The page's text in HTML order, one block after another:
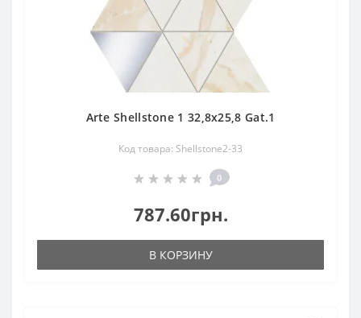
Arte Shellstone 1 32,8x25,8 Gat.1
Код товара: Shellstone2-33
0
787.60грн.
В КОРЗИНУ